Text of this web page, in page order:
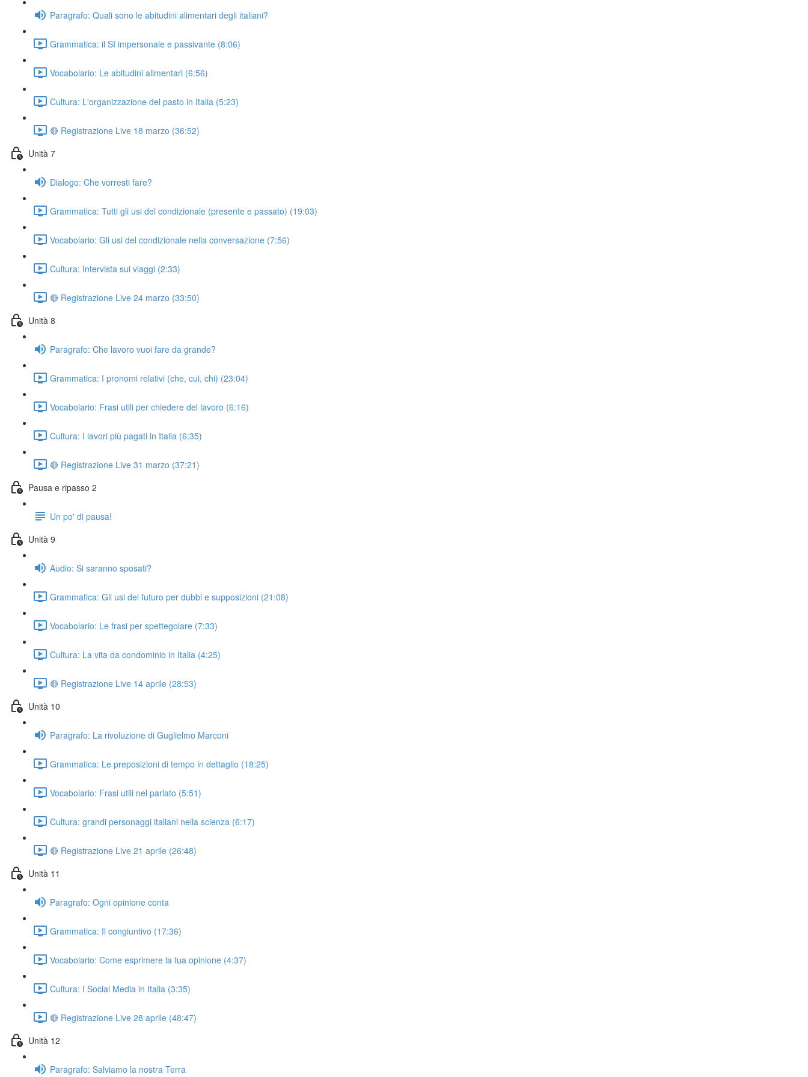
Paragrafo: Quali sono le abitudini alimentari degli italiani?
Grammatica: il SI impersonale e passivante (8:06)
Vocabolario: Le abitudini alimentari (6:56)
Cultura: L'organizzazione del pasto in Italia (5:23)
🔴 Registrazione Live 18 marzo (36:52)
Unità 7
Dialogo: Che vorresti fare?
Grammatica: Tutti gli usi del condizionale (presente e passato) (19:03)
Vocabolario: Gli usi del condizionale nella conversazione (7:56)
Cultura: Intervista sui viaggi (2:33)
🔴 Registrazione Live 24 marzo (33:50)
Unità 8
Paragrafo: Che lavoro vuoi fare da grande?
Grammatica: I pronomi relativi (che, cui, chi) (23:04)
Vocabolario: Frasi utili per chiedere del lavoro (6:16)
Cultura: I lavori più pagati in Italia (6:35)
🔴 Registrazione Live 31 marzo (37:21)
Pausa e ripasso 2
Un po' di pausa!
Unità 9
Audio: Si saranno sposati?
Grammatica: Gli usi del futuro per dubbi e supposizioni (21:08)
Vocabolario: Le frasi per spettegolare (7:33)
Cultura: La vita da condominio in Italia (4:25)
🔴 Registrazione Live 14 aprile (28:53)
Unità 10
Paragrafo: La rivoluzione di Guglielmo Marconi
Grammatica: Le preposizioni di tempo in dettaglio (18:25)
Vocabolario: Frasi utili nel parlato (5:51)
Cultura: grandi personaggi italiani nella scienza (6:17)
🔴 Registrazione Live 21 aprile (26:48)
Unità 11
Paragrafo: Ogni opinione conta
Grammatica: Il congiuntivo (17:36)
Vocabolario: Come esprimere la tua opinione (4:37)
Cultura: I Social Media in Italia (3:35)
🔴 Registrazione Live 28 aprile (48:47)
Unità 12
Paragrafo: Salviamo la nostra Terra